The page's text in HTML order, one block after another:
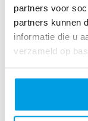
partners voor
partners kunnen
informatie die u
verzameld op